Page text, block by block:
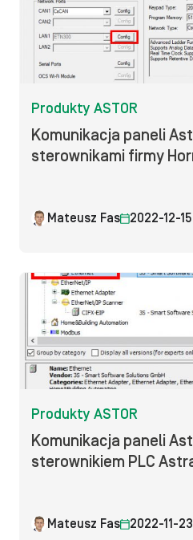
Produkty ASTOR
Komunikacja paneli
sterownikami firmy
Mateusz Fas 2022-12-15
Produkty ASTOR
Komunikacja paneli
sterownikiem PLC
Mateusz Fas 2022-11-23